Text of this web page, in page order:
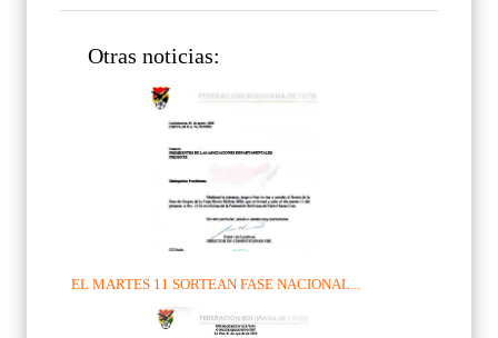
Otras noticias:
EL MARTES 11 SORTEAN FASE NACIONAL...